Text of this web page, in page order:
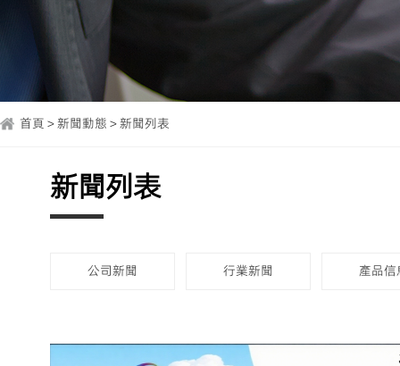
首頁 > 新聞動態 > 新聞列表
新聞列表
公司新聞 行業新聞 產品信